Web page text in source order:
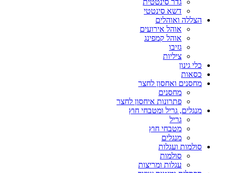
גדר סינטטית
דשא סינטטי
הצללה ואוהלים
אוהל אירועים
אוהל קמפינג
גזיבו
ציליות
כלי גינון
כסאות
מחסנים ואחסון לחצר
מחסנים
פתרונות איחסון לחצר
מנגלים, גריל ומטבחי חוץ
גריל
מטבחי חוץ
מנגלים
סולמות ועגלות
סולמות
עגלות ומריצות